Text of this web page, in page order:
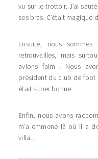
vu sur le trottoir. J’ai
ses bras. C’était magique
Ensuite, nous
retrouvailles, mais
avions faim ! Nous
président du club de foot :
était super bonne.
Enfin, nous avons
m’a emmené là où il a
villa…